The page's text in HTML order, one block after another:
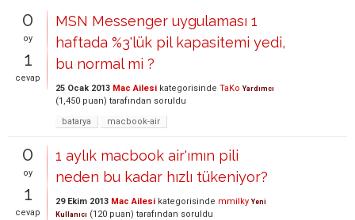
0
oy
1
cevap
MSN Messenger uygulaması 1
haftada %3'lük pil kapasitemi yedi,
bu normal mi ?
25 Ocak 2013 Mac Ailesi kategorisinde TaKo Yardımcı
(1,450 puan) tarafından soruldu
batarya
macbook-air
0
oy
1
cevap
1 aylık macbook air'ımın pili
neden bu kadar hızlı tükeniyor?
29 Ekim 2013 Mac Ailesi kategorisinde mmilky Yeni
Kullanıcı (120 puan) tarafından soruldu